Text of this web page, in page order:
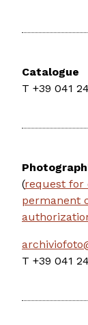
Catalogue
T +39 041
(request for
permanent
T +39 041